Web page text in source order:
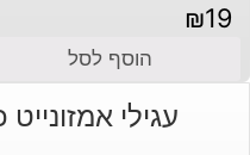
₪19
הוסף לסל
עגילי